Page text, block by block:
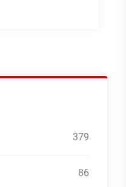
379
86